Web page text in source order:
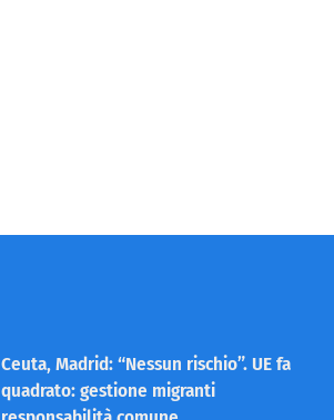
Ceuta, Madrid: “Nessun rischio”. UE fa
quadrato: gestione migranti